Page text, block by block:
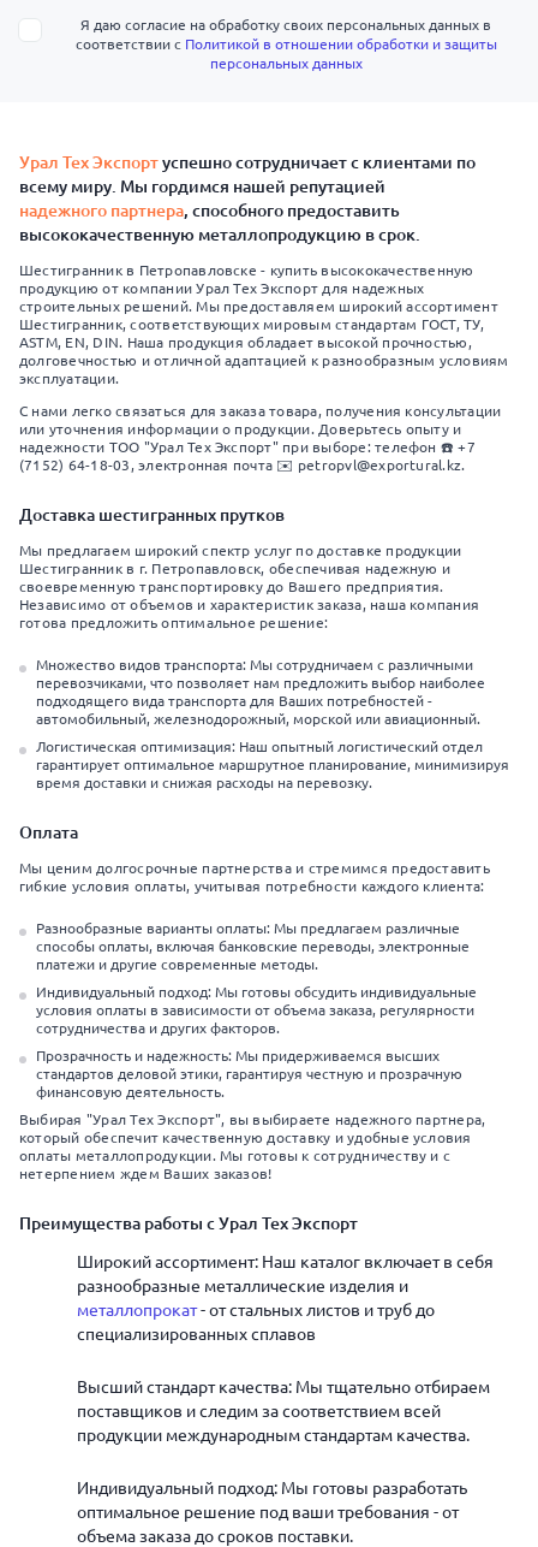
Я даю согласие на обработку своих персональных данных в
соответствии с Политикой в отношении обработки и защиты
персональных данных
Урал Тех Экспортуспешно сотрудничает с клиентами по
всему миру. Мы гордимся нашей репутацией
надежного партнера, способного предоставить
высококачественную металлопродукцию в срок.
Шестигранник в Петропавловске - купить высококачественную
продукцию от компании Урал Тех Экспорт для надежных
строительных решений. Мы предоставляем широкий ассортимент
Шестигранник, соответствующих мировым стандартам ГОСТ, ТУ,
ASTM, EN, DIN. Наша продукция обладает высокой прочностью,
долговечностью и отличной адаптацией к разнообразным условиям
эксплуатации.
С нами легко связаться для заказа товара, получения консультации
или уточнения информации о продукции. Доверьтесь опыту и
надежности ТОО "Урал Тех Экспорт" при выборе: телефон ☎️ +7
(7152) 64-18-03, электронная почта ✉️ petropvl@exportural.kz.
Доставка шестигранных прутков
Мы предлагаем широкий спектр услуг по доставке продукции
Шестигранник в г. Петропавловск, обеспечивая надежную и
своевременную транспортировку до Вашего предприятия.
Независимо от объемов и характеристик заказа, наша компания
готова предложить оптимальное решение:
Множество видов транспорта: Мы сотрудничаем с различными
перевозчиками, что позволяет нам предложить выбор наиболее
подходящего вида транспорта для Ваших потребностей -
автомобильный, железнодорожный, морской или авиационный.
Логистическая оптимизация: Наш опытный логистический отдел
гарантирует оптимальное маршрутное планирование, минимизируя
время доставки и снижая расходы на перевозку.
Оплата
Мы ценим долгосрочные партнерства и стремимся предоставить
гибкие условия оплаты, учитывая потребности каждого клиента:
Разнообразные варианты оплаты: Мы предлагаем различные
способы оплаты, включая банковские переводы, электронные
платежи и другие современные методы.
Индивидуальный подход: Мы готовы обсудить индивидуальные
условия оплаты в зависимости от объема заказа, регулярности
сотрудничества и других факторов.
Прозрачность и надежность: Мы придерживаемся высших
стандартов деловой этики, гарантируя честную и прозрачную
финансовую деятельность.
Выбирая "Урал Тех Экспорт", вы выбираете надежного партнера,
который обеспечит качественную доставку и удобные условия
оплаты металлопродукции. Мы готовы к сотрудничеству и с
нетерпением ждем Ваших заказов!
Преимущества работы с Урал Тех Экспорт
Широкий ассортимент: Наш каталог включает в себя
разнообразные металлические изделия и
металлопрокат- от стальных листов и труб до
специализированных сплавов
Высший стандарт качества: Мы тщательно отбираем
поставщиков и следим за соответствием всей
продукции международным стандартам качества.
Индивидуальный подход: Мы готовы разработать
оптимальное решение под ваши требования - от
объема заказа до сроков поставки.